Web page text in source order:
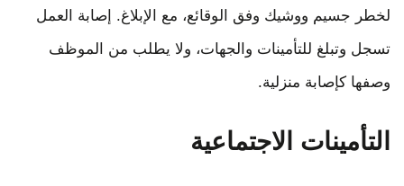
لخطر جسيم ووشيك وفق الوقائع، مع الإبلاغ. إصابة العمل
تسجل وتبلغ للتأمينات والجهات، ولا يطلب من الموظف
وصفها كإصابة منزلية.
التأمينات الاجتماعية